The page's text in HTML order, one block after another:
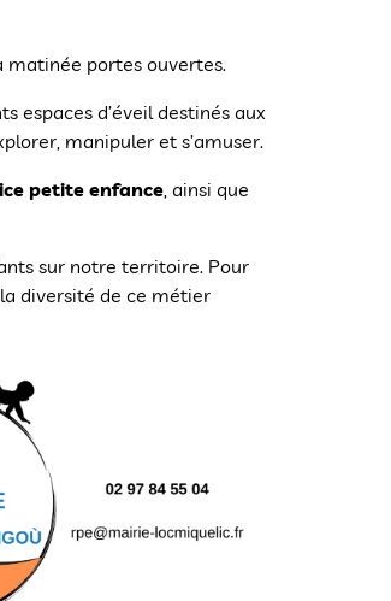
matinée portes ouvertes.
espaces d’éveil destinés aux
manipuler et s’amuser.
petite enfance, ainsi que
sur notre territoire. Pour
diversité de ce métier